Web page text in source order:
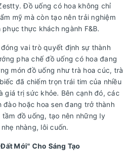
Đồ uống có hoa không chỉ
mỹ mà còn tạo nên trải nghiệm
thực khách ngành F&B.
vai trò quyết định sự thành
pha chế đồ uống có hoa đang
món đồ uống như trà hoa cúc, trà
đã chiếm trọn trái tim của nhiều
giá trị sức khỏe. Bên cạnh đó, các
đào hoặc hoa sen đang trở thành
đồ uống, tạo nên những ly
nhàng, lôi cuốn.
Mới" Cho Sáng Tạo